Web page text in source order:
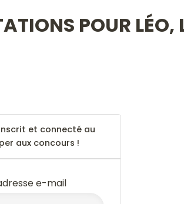
POUR LÉO,
et connecté au
aux concours !
e-mail